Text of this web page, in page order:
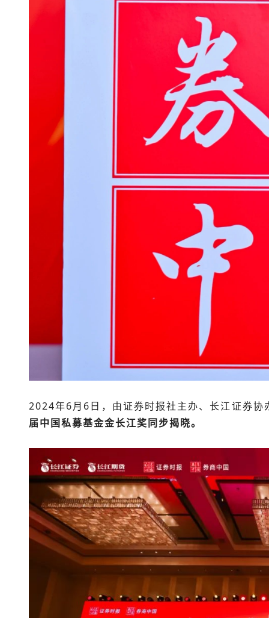
2024年6月6日，由证券时报社主办、长江证券
届中国私募基金金长江奖同步揭晓。